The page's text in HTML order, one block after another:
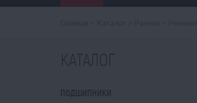
КАТАЛОГ
ПОДШИПНИКИ